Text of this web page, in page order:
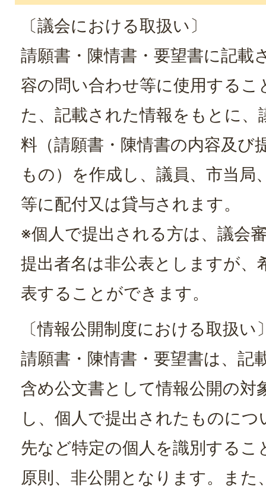
〔議会における取扱い〕
請願書・陳情書・要望書に記載
容の問い合わせ等に使用する
た、記載された情報をもとに、
料（請願書・陳情書の内容及び
もの）を作成し、議員、市当局
等に配付又は貸与されます。
※個人で提出される方は、議会
提出者名は非公表としますが、
表することができます。
〔情報公開制度における取扱い
請願書・陳情書・要望書は、記
含め公文書として情報公開の対
し、個人で提出されたものに
先など特定の個人を識別するこ
原則、非公開となります。また